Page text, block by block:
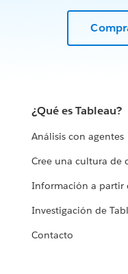
¿Qué es Tableau?
Análisis con agentes
Cree una cultura de
Información a partir
Investigación de
Contacto